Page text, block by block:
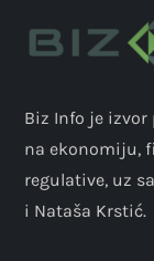
Biz Info je
na ekonomiju,
regulative, uz
i Nataša Krstić.